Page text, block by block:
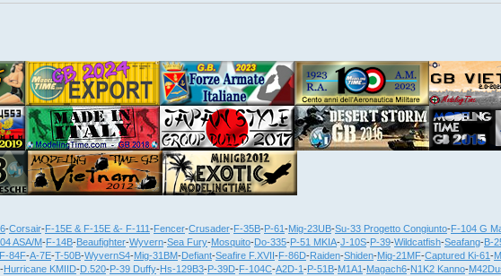
-Corsair-F-15E & F-15E &- F-111 -Fencer-Crusader-F-35B-P-61 -Mig-23UB-Su-33 Progetto Congiunto-F-104 G
ASA/M-F-14B-Beaufighter-Wyvern-Sea Fury-Mosquito-Do-335-P-51 MKIA-J-10S-P-39-Wildcatfish-Seafang-B-
F-84F-A-7E-T-50B-WyvernS4-Mig-31BM-Defiant-Seafire F.XVII -F-86D-Raiden-Shiden-Mig-21MF-Captured Ki-61 -
-Hurricane KMIID-D.520-P-39 Duffy-Hs-129B3-P-39D-F-104C-A2D-1 -P-51B-M1A1 -Magach6-N1K2 Kanno-